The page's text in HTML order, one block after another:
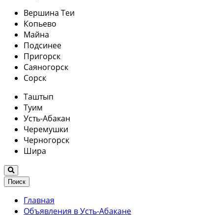
Вершина Теи
Копьево
Майна
Подсинее
Пригорск
Саяногорск
Сорск
Таштып
Туим
Усть-Абакан
Черемушки
Черногорск
Шира
Поиск
Главная
Объявления в Усть-Абакане